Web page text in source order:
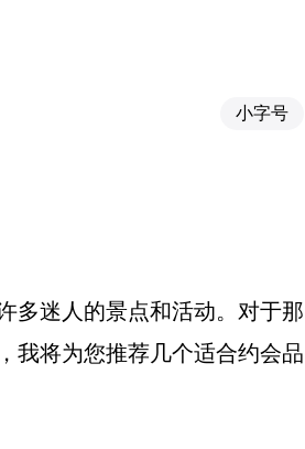
小字号
多迷人的景点和活动。对于那
我将为您推荐几个适合约会品